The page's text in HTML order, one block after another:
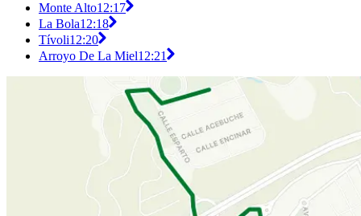
Monte Alto12:17
La Bola12:18
Tívoli12:20
Arroyo De La Miel12:21